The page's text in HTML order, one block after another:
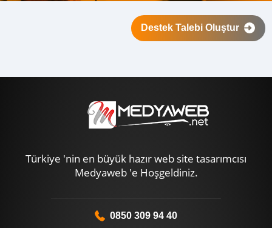
Destek Talebi Oluştur
Türkiye 'nin en büyük hazır web site tasarımcısı
Medyaweb 'e Hoşgeldiniz.
0850 309 94 40